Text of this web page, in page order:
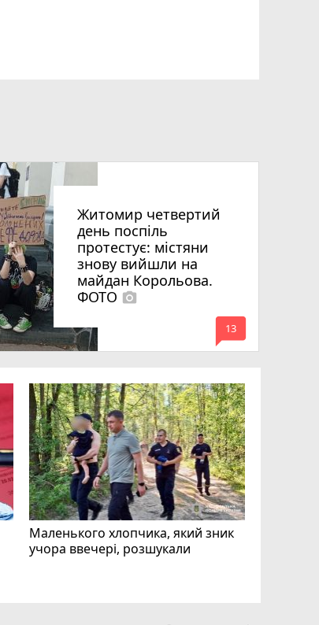
Житомир четвертий
день поспіль
протестує: містяни
знову вийшли на
майдан Корольова.
ФОТО photo_camera
mode_comment
13
Маленького хлопчика, який зник
учора ввечері, розшукали